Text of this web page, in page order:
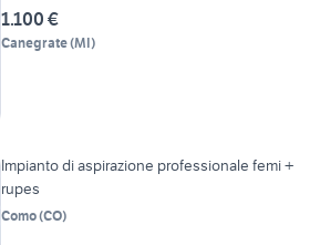
1.100 €
Canegrate(MI)
Impianto di aspirazione professionale femi +
rupes
Como(CO)